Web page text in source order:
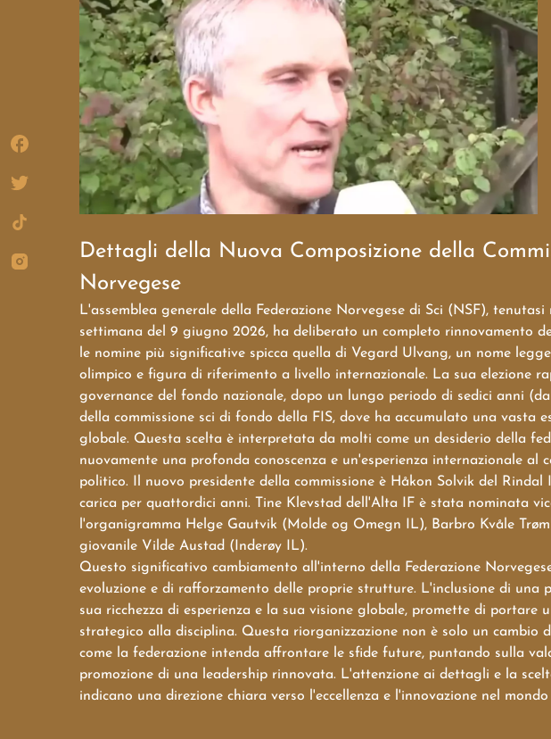
Dettagli della Nuova Composizione della
Norvegese
L'assemblea generale della Federazione Norvegese di Sci (NSF),
settimana del 9 giugno 2026, ha deliberato un completo rinnovamento
le nomine più significative spicca quella di Vegard Ulvang, un nome
olimpico e figura di riferimento a livello internazionale. La sua elezione
governance del fondo nazionale, dopo un lungo periodo di sedici anni
della commissione sci di fondo della FIS, dove ha accumulato una vasta
globale. Questa scelta è interpretata da molti come un desiderio della
nuovamente una profonda conoscenza e un'esperienza internazionale
politico. Il nuovo presidente della commissione è Håkon Solvik del Rindal
carica per quattordici anni. Tine Klevstad dell'Alta IF è stata nominata
l'organigramma Helge Gautvik (Molde og Omegn IL), Barbro Kvåle
giovanile Vilde Austad (Inderøy IL).
Questo significativo cambiamento all'interno della Federazione
evoluzione e di rafforzamento delle proprie strutture. L'inclusione di una
sua ricchezza di esperienza e la sua visione globale, promette di portare
strategico alla disciplina. Questa riorganizzazione non è solo un cambio
come la federazione intenda affrontare le sfide future, puntando sulla
promozione di una leadership rinnovata. L'attenzione ai dettagli e la
indicano una direzione chiara verso l'eccellenza e l'innovazione nel